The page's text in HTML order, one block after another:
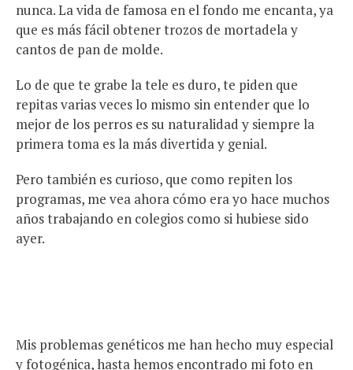
nunca. La vida de famosa en el fondo me encanta, ya
que es más fácil obtener trozos de mortadela y
cantos de pan de molde.
Lo de que te grabe la tele es duro, te piden que
repitas varias veces lo mismo sin entender que lo
mejor de los perros es su naturalidad y siempre la
primera toma es la más divertida y genial.
Pero también es curioso, que como repiten los
programas, me vea ahora cómo era yo hace muchos
años trabajando en colegios como si hubiese sido
ayer.
Mis problemas genéticos me han hecho muy especial
y fotogénica, hasta hemos encontrado mi foto en